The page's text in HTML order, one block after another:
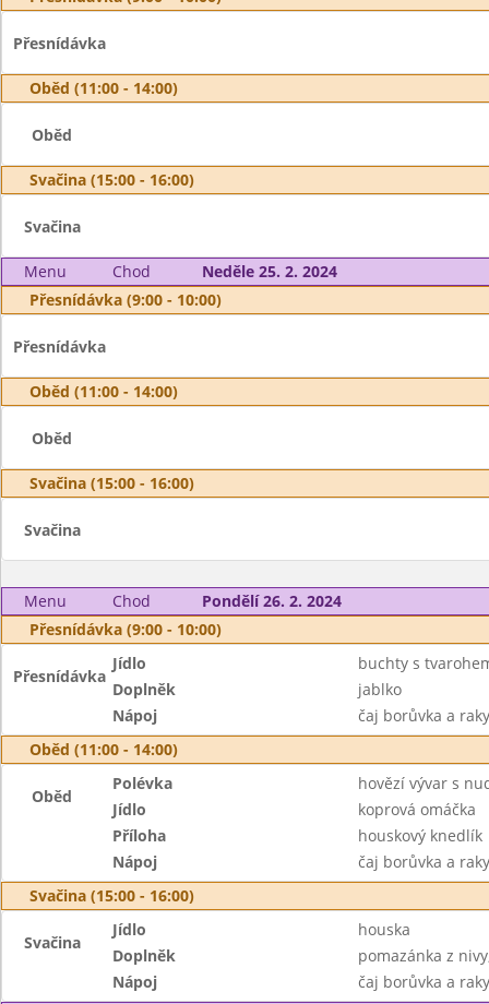
Přesnídávka
Oběd (11:00 - 14:00)
Oběd
Svačina (15:00 - 16:00)
Svačina
Menu Chod
Neděle 25. 2. 2024
Přesnídávka (9:00 - 10:00)
Přesnídávka
Oběd (11:00 - 14:00)
Oběd
Svačina (15:00 - 16:00)
Svačina
Menu Chod
Pondělí 26. 2. 2024
Přesnídávka (9:00 - 10:00)
Přesnídávka
Jídlo
buchty s
Doplněk
jablko
Nápoj
čaj borůvka a
Oběd (11:00 - 14:00)
Oběd
Polévka
hovězí vývar s
Jídlo
koprová omáčka
Příloha
houskový knedlík
Nápoj
čaj borůvka a
Svačina (15:00 - 16:00)
Svačina
Jídlo
houska
Doplněk
pomazánka z
Nápoj
čaj borůvka a